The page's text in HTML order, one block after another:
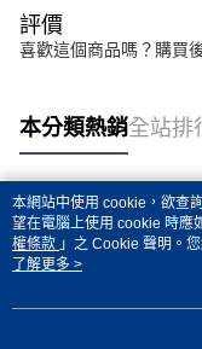
評價
喜歡這個商品嗎？購買
本分類熱銷全站排
熱門標籤
本網站中使用 cookie，欲查
望在電腦上使用 cookie 時應
權條款 」之 Cookie 聲明。
用條款之 Cookie 聲明使用
了解更多 >